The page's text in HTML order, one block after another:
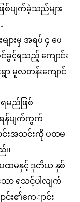
ပျက်ခဲ့သည်များ
ားမှ အရပ် ၄ ပေ
င်ခွင့်ရသည့် ကျောင်း
ာ မူလတန်းကျောင်
မည်ဖြစ်
န်ပျက်ကွက်
င်းအသင်းကို ပထမ
။
ပထမနှင့် ဒုတိယ နှစ်
သာ ရသင့်ပါလျက်
င်း၏ကေျာင်း